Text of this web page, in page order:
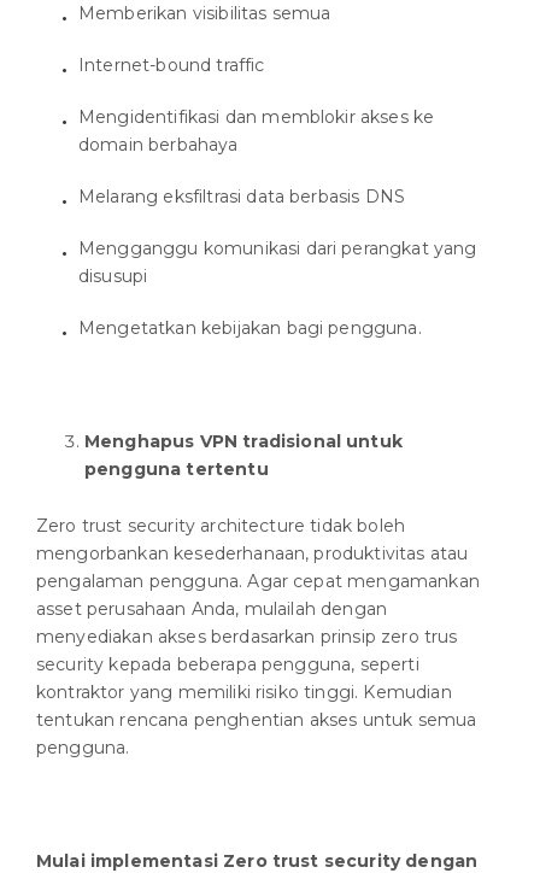
Memberikan visibilitas semua
Internet-bound traffic
Mengidentifikasi dan memblokir akses ke
domain berbahaya
Melarang eksfiltrasi data berbasis DNS
Mengganggu komunikasi dari perangkat yang
disusupi
Mengetatkan kebijakan bagi pengguna.
Menghapus VPN tradisional untuk
pengguna tertentu
Zero trust security architecture tidak boleh
mengorbankan kesederhanaan, produktivitas atau
pengalaman pengguna. Agar cepat mengamankan
asset perusahaan Anda, mulailah dengan
menyediakan akses berdasarkan prinsip zero trus
security kepada beberapa pengguna, seperti
kontraktor yang memiliki risiko tinggi. Kemudian
tentukan rencana penghentian akses untuk semua
pengguna.
Mulai implementasi Zero trust security dengan